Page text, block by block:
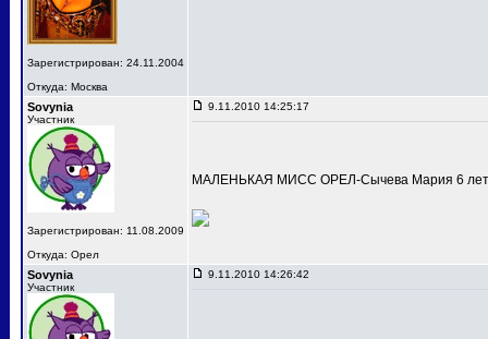
Зарегистрирован: 24.11.2004
Откуда: Москва
Sovynia
Участник
Зарегистрирован: 11.08.2009
Откуда: Орел
9.11.2010 14:25:17
МАЛЕНЬКАЯ МИСС ОРЕЛ-Сычева Мария 6
Sovynia
Участник
9.11.2010 14:26:42